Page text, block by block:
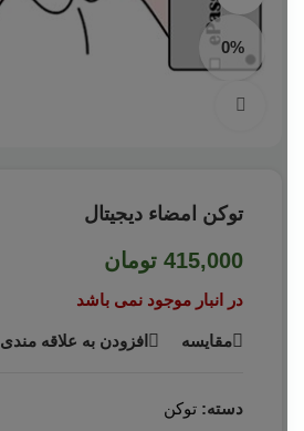
0%
توکن امضاء دیجیتال
415,000 تومان
در انبار موجود نمی باشد
مقایسه افزودن به علاقه مندی
دسته: توکن